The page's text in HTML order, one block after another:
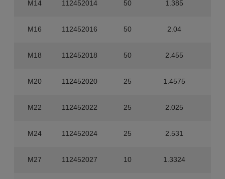
M14 112452014 50 1.385
M16 112452016 50 2.04
M18 112452018 50 2.455
M20 112452020 25 1.4575
M22 112452022 25 2.025
M24 112452024 25 2.531
M27 112452027 10 1.3324